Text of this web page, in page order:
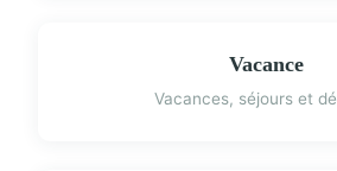
Vacance
Vacances, séjours et